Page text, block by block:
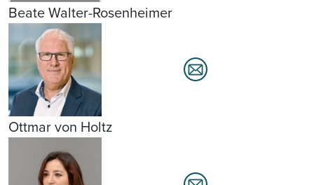
Beate Walter-Rosenheimer
Ottmar von Holtz